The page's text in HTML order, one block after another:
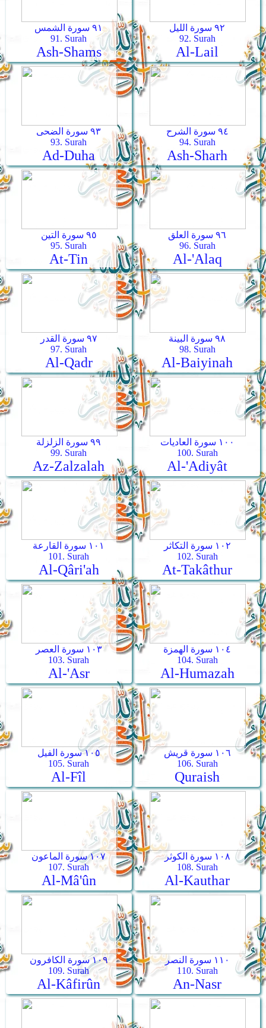
٩١ سورة الشمس
91. Surah
Ash-Shams
٩٢ سورة الليل
92. Surah
Al-Lail
٩٣ سورة الضحى
93. Surah
Ad-Duha
٩٤ سورة الشرح
94. Surah
Ash-Sharh
٩٥ سورة التين
95. Surah
At-Tin
٩٦ سورة العلق
96. Surah
Al-'Alaq
٩٧ سورة القدر
97. Surah
Al-Qadr
٩٨ سورة البينة
98. Surah
Al-Baiyinah
٩٩ سورة الزلزلة
99. Surah
Az-Zalzalah
١٠٠ سورة العاديات
100. Surah
Al-'Adiyât
١٠١ سورة القارعة
101. Surah
Al-Qâri'ah
١٠٢ سورة التكاثر
102. Surah
At-Takâthur
١٠٣ سورة العصر
103. Surah
Al-'Asr
١٠٤ سورة الهمزة
104. Surah
Al-Humazah
١٠٥ سورة الفيل
105. Surah
Al-Fîl
١٠٦ سورة قريش
106. Surah
Quraish
١٠٧ سورة الماعون
107. Surah
Al-Mâ'ûn
١٠٨ سورة الكوثر
108. Surah
Al-Kauthar
١٠٩ سورة الكافرون
109. Surah
Al-Kâfirûn
١١٠ سورة النصر
110. Surah
An-Nasr